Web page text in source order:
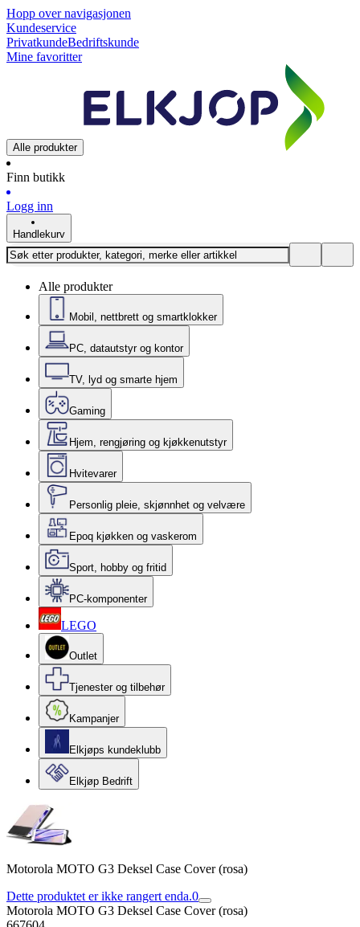
Hopp over navigasjonen
Kundeservice
PrivatkundeBedriftskunde
Mine favoritter
Alle produkter
Finn butikk
Logg inn
Handlekurv
Alle produkter
Mobil, nettbrett og smartklokker
PC, datautstyr og kontor
TV, lyd og smarte hjem
Gaming
Hjem, rengjøring og kjøkkenutstyr
Hvitevarer
Personlig pleie, skjønnhet og velvære
Epoq kjøkken og vaskerom
Sport, hobby og fritid
PC-komponenter
LEGO
Outlet
Tjenester og tilbehør
Kampanjer
Elkjøps kundeklubb
Elkjøp Bedrift
Motorola MOTO G3 Deksel Case Cover (rosa)
Dette produktet er ikke rangert enda.0
Motorola MOTO G3 Deksel Case Cover (rosa)